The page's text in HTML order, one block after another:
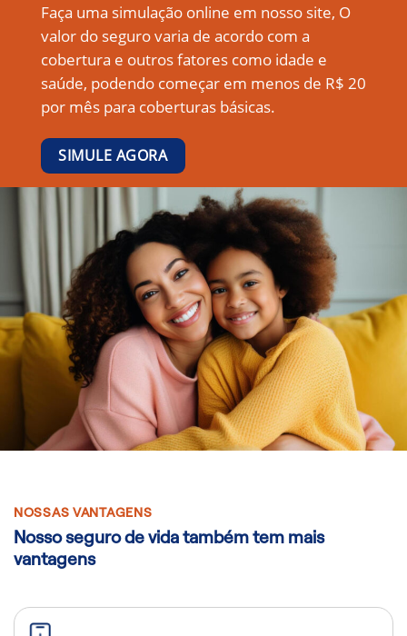
Faça uma simulação online em nosso site, O
valor do seguro varia de acordo com a
cobertura e outros fatores como idade e
saúde, podendo começar em menos de R$ 20
por mês para coberturas básicas.
SIMULE AGORA
NOSSAS VANTAGENS
Nosso seguro de vida também tem mais
vantagens